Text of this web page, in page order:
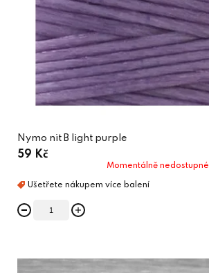
Nymo nit B light purple
59 Kč
Momentálně nedostupné